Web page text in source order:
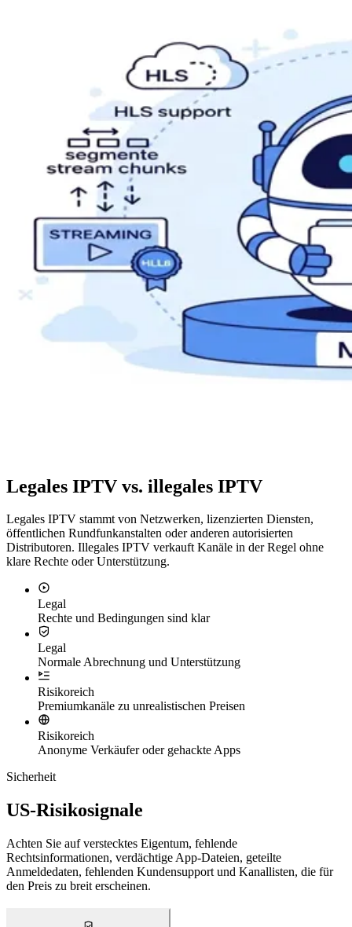
Legales IPTV vs. illegales IPTV
Legales IPTV stammt von Netzwerken, lizenzierten Diensten,
öffentlichen Rundfunkanstalten oder anderen autorisierten
Distributoren. Illegales IPTV verkauft Kanäle in der Regel ohne
klare Rechte oder Unterstützung.
Legal
Rechte und Bedingungen sind klar
Legal
Normale Abrechnung und Unterstützung
Risikoreich
Premiumkanäle zu unrealistischen Preisen
Risikoreich
Anonyme Verkäufer oder gehackte Apps
Sicherheit
US-Risikosignale
Achten Sie auf verstecktes Eigentum, fehlende
Rechtsinformationen, verdächtige App-Dateien, geteilte
Anmeldedaten, fehlenden Kundensupport und Kanallisten, die für
den Preis zu breit erscheinen.